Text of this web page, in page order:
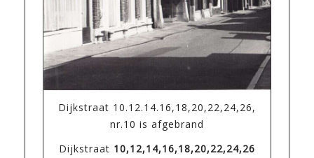
Dijkstraat 10.12.14.16,18,20,22,24,26,
nr.10 is afgebrand
Dijkstraat 10,12,14,16,18,20,22,24,26